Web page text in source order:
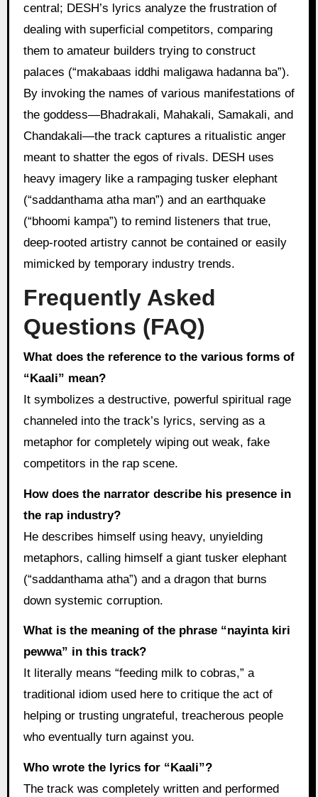
central; DESH’s lyrics analyze the frustration of
dealing with superficial competitors, comparing
them to amateur builders trying to construct
palaces (“makabaas iddhi maligawa hadanna ba”).
By invoking the names of various manifestations of
the goddess—Bhadrakali, Mahakali, Samakali, and
Chandakali—the track captures a ritualistic anger
meant to shatter the egos of rivals. DESH uses
heavy imagery like a rampaging tusker elephant
(“saddanthama atha man”) and an earthquake
(“bhoomi kampa”) to remind listeners that true,
deep-rooted artistry cannot be contained or easily
mimicked by temporary industry trends.
Frequently Asked
Questions (FAQ)
What does the reference to the various forms of
“Kaali” mean?
It symbolizes a destructive, powerful spiritual rage
channeled into the track’s lyrics, serving as a
metaphor for completely wiping out weak, fake
competitors in the rap scene.
How does the narrator describe his presence in
the rap industry?
He describes himself using heavy, unyielding
metaphors, calling himself a giant tusker elephant
(“saddanthama atha”) and a dragon that burns
down systemic corruption.
What is the meaning of the phrase “nayinta kiri
pewwa” in this track?
It literally means “feeding milk to cobras,” a
traditional idiom used here to critique the act of
helping or trusting ungrateful, treacherous people
who eventually turn against you.
Who wrote the lyrics for “Kaali”?
The track was completely written and performed